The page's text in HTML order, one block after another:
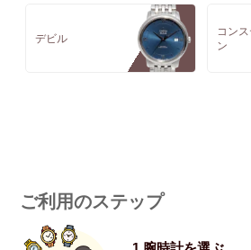
デビル
コン
ン
ご利用のステップ